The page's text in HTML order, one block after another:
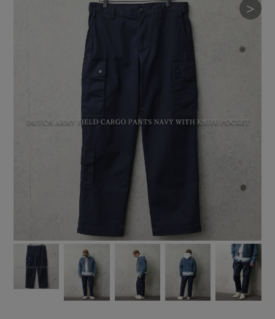
＞